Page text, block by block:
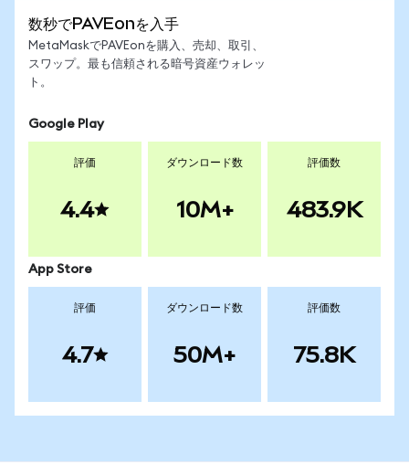
数秒でPAVEonを入手
MetaMaskでPAVEonを購入、売却、取引、
スワップ。最も信頼される暗号資産ウォレッ
ト。
Google Play
評価
4.4
ダウンロード数
10M+
評価数
483.9K
App Store
評価
4.7
ダウンロード数
50M+
評価数
75.8K